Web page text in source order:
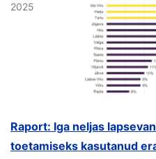
2025
Raport: Iga neljas
toetamiseks kasutanud